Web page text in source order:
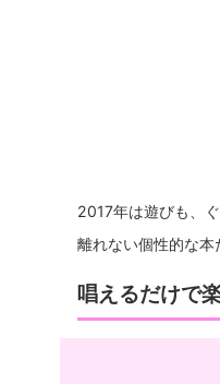
2017年は遊びも、
離れない個性的な本
唱えるだけで